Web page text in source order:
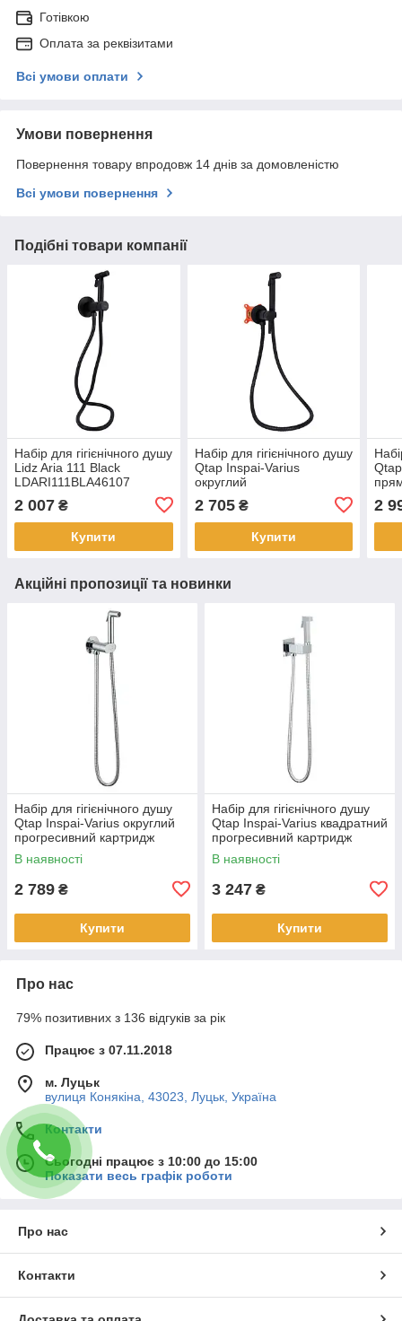
Готівкою
Оплата за реквізитами
Всі умови оплати
Умови повернення
Повернення товару впродовж 14 днів за домовленістю
Всі умови повернення
Подібні товари компанії
Набір для гігієнічного душу
Lidz Aria 111 Black
LDARI111BLA46107
2 007 ₴
Купити
Набір для гігієнічного душу
Qtap Inspai-Varius
округлий
QTINSVARBСRV00440001
Black Matt
2 705₴
Купити
Matt
2
Акційні пропозиції та новинки
Набір для гігієнічного душу
Qtap Inspai-Varius округлий
прогресивний картридж
QTINSVARCRMV00440601
Chrome
В наявності
2 789 ₴
Купити
Набір для гігієнічного душу
Qtap Inspai-Varius квадратний
прогресивний картридж
QTINSVARCRMV00440701
Chrome
В наявності
3 247 ₴
Купити
Про нас
79% позитивних з 136 відгуків за рік
Працює з 07.11.2018
м. Луцьк
вулиця Конякіна, 43023, Луцьк, Україна
Контакти
Сьогодні працює з 10:00 до 15:00
Показати весь графік роботи
Про нас
Контакти